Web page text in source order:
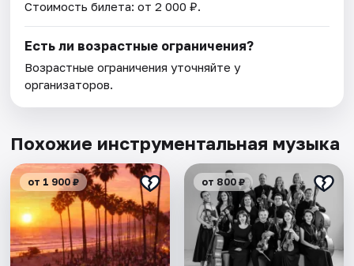
Стоимость билета: от 2 000 ₽.
Есть ли возрастные ограничения?
Возрастные ограничения уточняйте у
организаторов.
Похожие инструментальная музыка
от 1 900 ₽ от 800 ₽